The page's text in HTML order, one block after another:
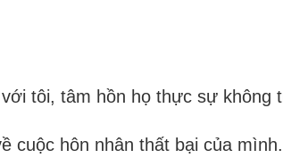
tôi, tâm hồn họ thực sự không
cuộc hôn nhân thất bại của